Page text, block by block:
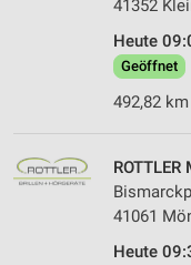
41352
Heute
Geöffnet
492,82 km
41061
Heute